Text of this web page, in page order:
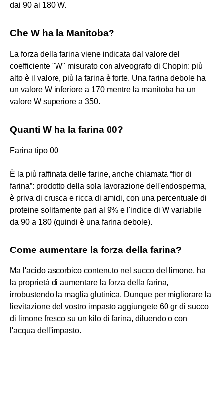
dai 90 ai 180 W.
Che W ha la Manitoba?
La forza della farina viene indicata dal valore del
coefficiente "W" misurato con alveografo di Chopin: più
alto è il valore, più la farina è forte. Una farina debole ha
un valore W inferiore a 170 mentre la manitoba ha un
valore W superiore a 350.
Quanti W ha la farina 00?
Farina tipo 00
È la più raffinata delle farine, anche chiamata “fior di
farina”: prodotto della sola lavorazione dell'endosperma,
è priva di crusca e ricca di amidi, con una percentuale di
proteine solitamente pari al 9% e l'indice di W variabile
da 90 a 180 (quindi è una farina debole).
Come aumentare la forza della farina?
Ma l'acido ascorbico contenuto nel succo del limone, ha
la proprietà di aumentare la forza della farina,
irrobustendo la maglia glutinica. Dunque per migliorare la
lievitazione del vostro impasto aggiungete 60 gr di succo
di limone fresco su un kilo di farina, diluendolo con
l'acqua dell'impasto.